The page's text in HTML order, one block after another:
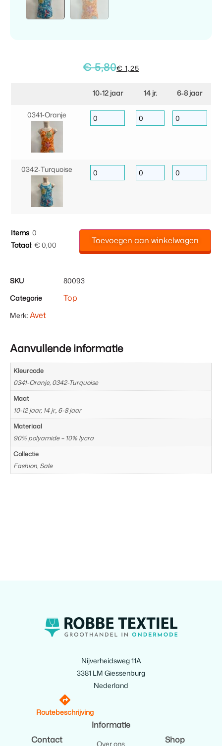
€5,80€ 1,25
10‑12 jaar 14 jr. 6‑8 jaar
0341‑Oranje
0342‑Turquoise
Items: 0
Totaal: € 0,00
Uw
Toevoegen aan winkelwagen
SKU
80093
Categorie
Top
Merk: Avet
Aanvullende informatie
Kleurcode
0341-Oranje, 0342-Turquoise
Maat
10-12 jaar, 14 jr., 6-8 jaar
Materiaal
90% polyamide – 10% lycra
Collectie
Fashion, Sale
Nijverheidsweg 11A
3381 LM Giessenburg
Nederland
Routebeschrijving
Contact
Informatie
Over ons Shop